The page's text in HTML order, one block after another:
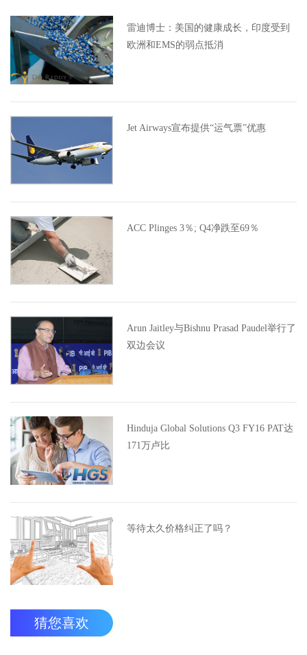
雷迪博士：美国的健康成长，印度受到
欧洲和EMS的弱点抵消
Jet Airways宣布提供“运气票”优惠
ACC Plinges 3％; Q4净跌至69％
Arun Jaitley与Bishnu Prasad Paudel举行了
双边会议
Hinduja Global Solutions Q3 FY16 PAT达
171万卢比
等待太久价格纠正了吗？
猜您喜欢